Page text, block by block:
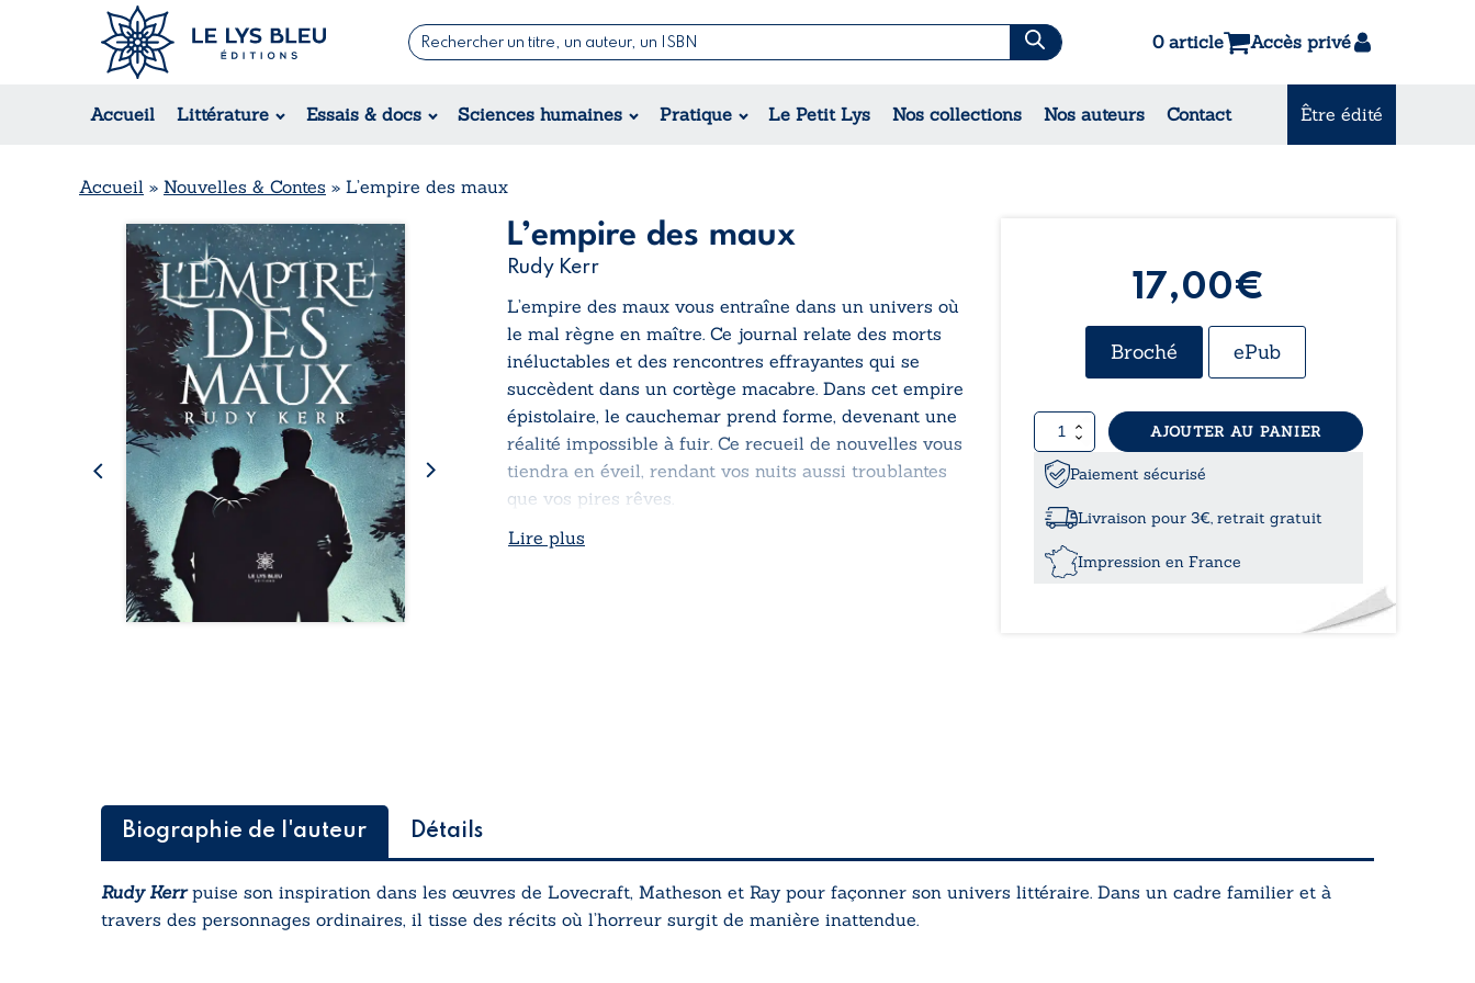
0 article Accès privé
Accueil Littérature Essais & docs Sciences humaines Pratique Le Petit Lys Nos collections Nos auteurs Contact Être édité
Romans
Suspense / Thriller / Policier
Romance
Régional
Jeunesse
Nouvelles & Contes
Théâtre
Accueil » Nouvelles & Contes » L’empire des maux
L’empire des maux
Rudy Kerr
L’empire des maux vous entraîne dans un univers où
le mal règne en maître. Ce journal relate des morts
inéluctables et des rencontres effrayantes qui se
succèdent dans un cortège macabre. Dans cet empire
épistolaire, le cauchemar prend forme, devenant une
réalité impossible à fuir. Ce recueil de nouvelles vous
tiendra en éveil, rendant vos nuits aussi troublantes
que vos pires rêves.
Lire plus
17,00€
Broché ePub
quantité
de
L’empire
maux
AJOUTER AU PANIER
Paiement sécurisé
Livraison pour 3€, retrait gratuit
Impression en France
Biographie de l'auteur Détails
Rudy Kerrpuise son inspiration dans les œuvres de Lovecraft, Matheson et Ray pour façonner son univers littéraire. Dans un cadre familier et à
travers des personnages ordinaires, il tisse des récits où l’horreur surgit de manière inattendue.